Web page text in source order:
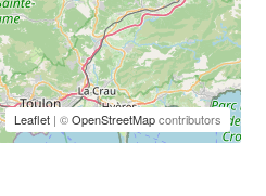
Leaflet | ©OpenStreetMapcontributors